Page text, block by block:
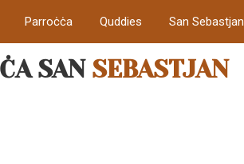
Parroċċa Quddies San Sebastjan
SAN SEBASTJAN